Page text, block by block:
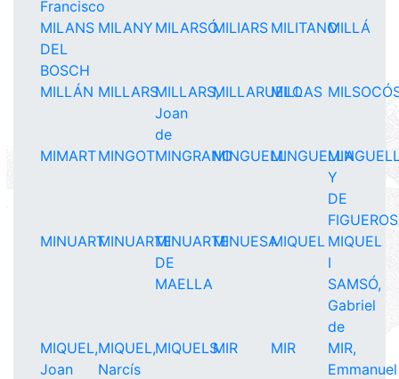
Francisco
MILANS
DEL
BOSCH
MILANY MILARSÓMILIARS MILITANOMILLÁ
MILLÁN MILLARSMILLARS,
Joan
de
MILLARUELO
MILLAS
MIMARTMINGOTMINGRANOMINGUELLMINGUELLA
Y
DE
MINUARTMINUARTEMINUARTE
DE
MAELLA
MINUESAMIQUEL MIQUEL
I
SAMSÓ,
Gabriel
de
MIQUEL,
Joan
MIQUEL,
Narcís
MIQUELSMIR MIR
MIR,
Emmanuel